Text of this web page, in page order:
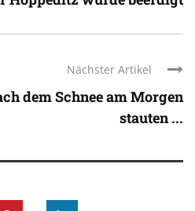
Nächster Artikel
dem Schnee am Morgen
stauten ...